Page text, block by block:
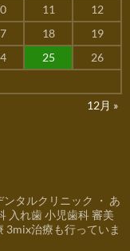
11
12
18
19
25
26
12月 »
タルクリニック ・ あ
入れ歯 小児歯科 審美
3mix治療も行っていま